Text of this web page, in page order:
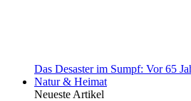
Das Desaster im Sumpf: Vor 65
Natur & Heimat
Neueste Artikel